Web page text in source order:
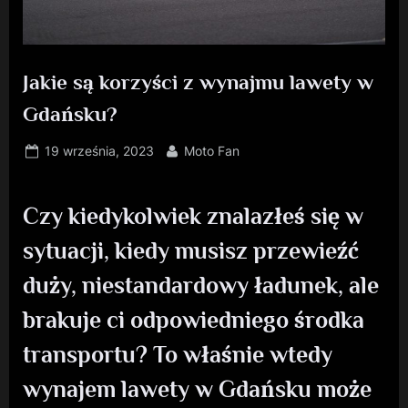
Jakie są korzyści z wynajmu lawety w
Gdańsku?
Posted
19 września, 2023 By
Moto Fan
Czy kiedykolwiek znalazłeś się w
sytuacji, kiedy musisz przewieźć
duży, niestandardowy ładunek, ale
brakuje ci odpowiedniego środka
transportu? To właśnie wtedy
wynajem lawety w Gdańsku może